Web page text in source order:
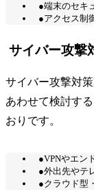
●端末のセキ
●アクセス制
サイバー攻撃
サイバー攻撃対
あわせて検討す
おりです。
●VPNやエン
●外出先やテ
●クラウド型